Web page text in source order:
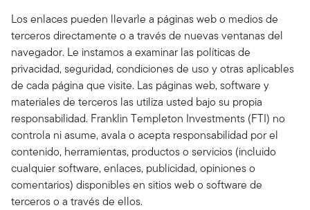
Los enlaces pueden llevarle a páginas web o medios de
terceros directamente o a través de nuevas ventanas del
navegador. Le instamos a examinar las políticas de
privacidad, seguridad, condiciones de uso y otras aplicables
de cada página que visite. Las páginas web, software y
materiales de terceros las utiliza usted bajo su propia
responsabilidad. Franklin Templeton Investments (FTI) no
controla ni asume, avala o acepta responsabilidad por el
contenido, herramientas, productos o servicios (incluido
cualquier software, enlaces, publicidad, opiniones o
comentarios) disponibles en sitios web o software de
terceros o a través de ellos.